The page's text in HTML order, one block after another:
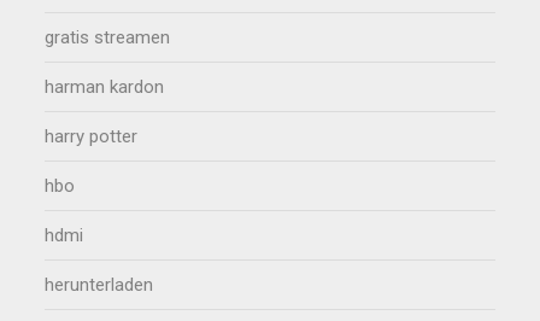
gratis streamen
harman kardon
harry potter
hbo
hdmi
herunterladen